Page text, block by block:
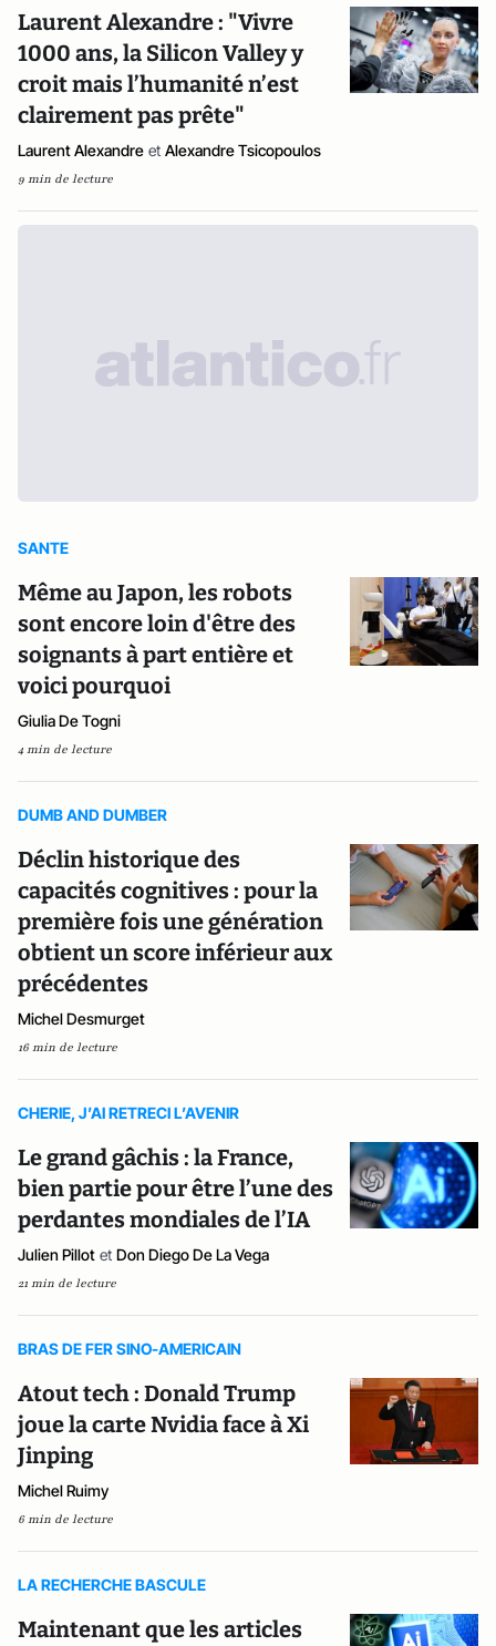
Laurent Alexandre : "Vivre
1000 ans, la Silicon Valley y
croit mais l’humanité n’est
clairement pas prête"
Laurent Alexandre et Alexandre Tsicopoulos
9 min de lecture
SANTE
Même au Japon, les robots
sont encore loin d'être des
soignants à part entière et
voici pourquoi
Giulia De Togni
4 min de lecture
DUMB AND DUMBER
Déclin historique des
capacités cognitives : pour la
première fois une génération
obtient un score inférieur aux
précédentes
Michel Desmurget
16 min de lecture
CHERIE, J’AI RETRECI L’AVENIR
Le grand gâchis : la France,
bien partie pour être l’une des
perdantes mondiales de l’IA
Julien Pillot et Don Diego De La Vega
21 min de lecture
BRAS DE FER SINO-AMERICAIN
Atout tech : Donald Trump
joue la carte Nvidia face à Xi
Jinping
Michel Ruimy
6 min de lecture
LA RECHERCHE BASCULE
Maintenant que les articles